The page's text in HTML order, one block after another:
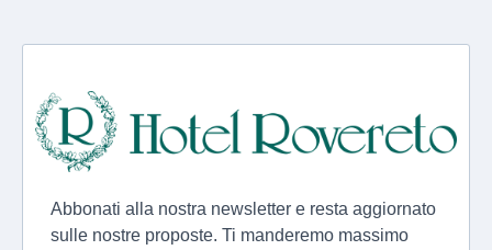
Abbonati alla nostra newsletter e resta aggiornato
sulle nostre proposte. Ti manderemo massimo